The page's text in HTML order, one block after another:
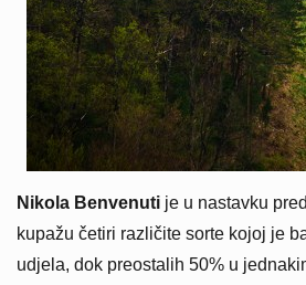
Nikola Benvenuti je u nastavku
kupažu četiri različite sorte kojoj je
udjela, dok preostalih 50% u